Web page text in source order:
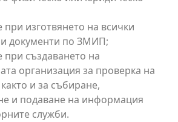
при изготвянето на всички
документи по ЗМИП;
при създаването на
организация за проверка на
и за събиране,
и подаване на информация
служби.